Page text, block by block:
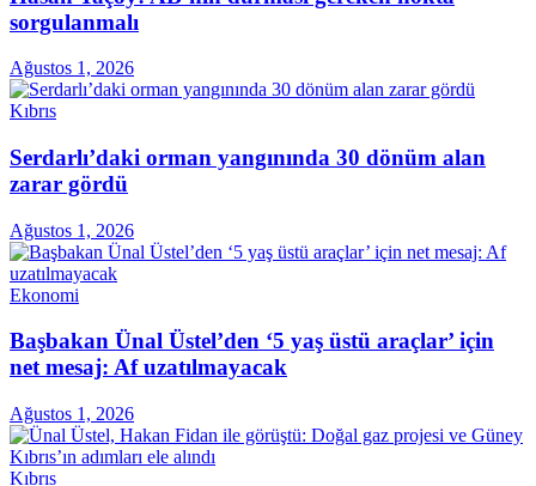
sorgulanmalı
Ağustos 1, 2026
Kıbrıs
Serdarlı’daki orman yangınında 30 dönüm alan
zarar gördü
Ağustos 1, 2026
Ekonomi
Başbakan Ünal Üstel’den ‘5 yaş üstü araçlar’ için
net mesaj: Af uzatılmayacak
Ağustos 1, 2026
Kıbrıs